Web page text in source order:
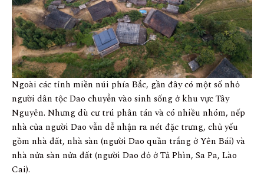
Ngoài các tỉnh miền núi phía Bắc, gần đây có một số nhỏ
người dân tộc Dao chuyển vào sinh sống ở khu vực Tây
Nguyên. Nhưng dù cư trú phân tán và có nhiều nhóm, nếp
nhà của người Dao vẫn dễ nhận ra nét đặc trưng, chủ yếu
gồm nhà đất, nhà sàn (người Dao quần trắng ở Yên Bái) và
nhà nửa sàn nửa đất (người Dao đỏ ở Tả Phìn, Sa Pa, Lào
Cai).